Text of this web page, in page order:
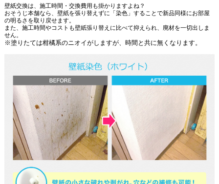
壁紙交換は、施工時間・交換費用も掛かりますよね？
おそうじ本舗なら、壁紙を張り替えずに「染色」することで新品同様にお部屋
の明るさを取り戻せます。
また、施工時間やコストも壁紙張り替えに比べて抑えられ、廃材を一切出しま
せん。
※塗りたては柑橘系のニオイがしますが、時間と共に無くなります。